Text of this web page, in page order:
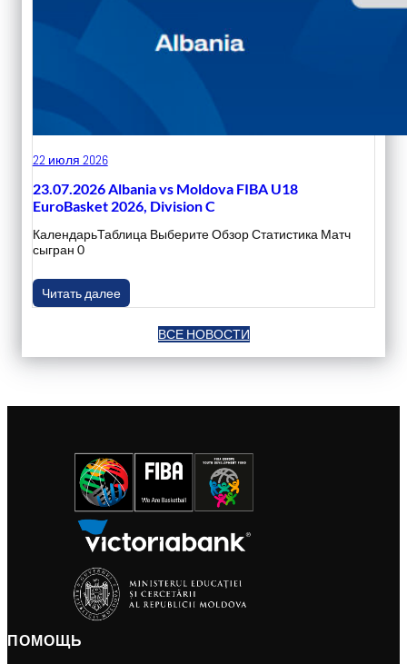
22 июля 2026
23.07.2026 Albania vs Moldova FIBA U18
EuroBasket 2026, Division C
КалендарьТаблица Выберите Обзор Статистика Матч
сыгран 0
Читать далее
ВСЕ НОВОСТИ
ПОМОЩЬ